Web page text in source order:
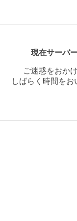
現在サーバ
ご迷惑をおか
しばらく時間を